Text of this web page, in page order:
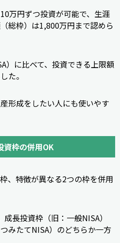
万円ずつ投資が可能で、生涯
総枠）は1,800万円まで認めら
）に比べて、投資できる上限額
た。
形成をしたい人にも使いやす
資枠の併用OK
、特徴が異なる2つの枠を併用
長投資枠（旧：一般NISA）
みたてNISA）のどちらか一方